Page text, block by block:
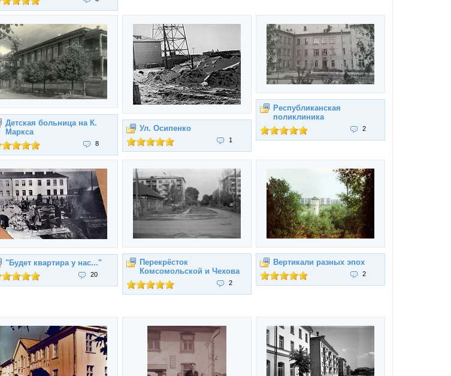
Детская больница на К.
Маркса
8
Ул. Осипенко
1
Республиканская
поликлиника
2
"Будет квартира у нас..."
20
Перекрёсток
Комсомольской и Чехова
2
Вертикали разных эпох
2